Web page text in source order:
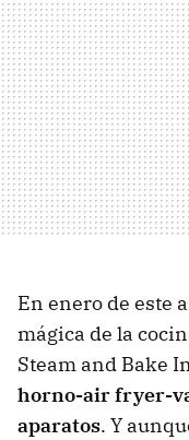
En enero de este
mágica de la
Steam and Bake
horno-air fryer-
aparatos. Y